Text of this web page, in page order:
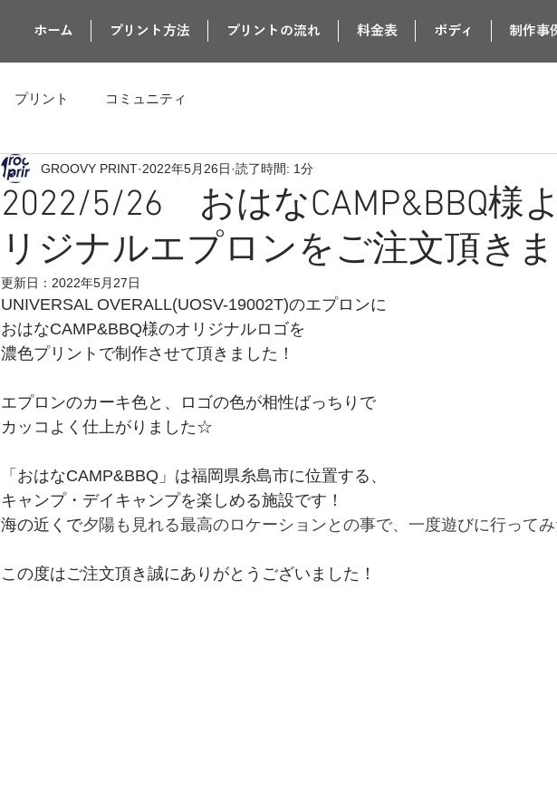
ホーム プリント方法 プリントの流れ 料金表 ボディ 制作事
プリント コミュニティ
2022/5/26 おはなCAMP&BBQ様
リジナルエプロンをご注文頂きま
GROOVY PRINT 2022年5月26日 読了時間: 1分
更新日： 2022年5月27日
UNIVERSAL OVERALL(UOSV-19002T)のエプロンに
おはなCAMP&BBQ様のオリジナルロゴを
濃色プリントで制作させて頂きました！
エプロンのカーキ色と、ロゴの色が相性ばっちりで
カッコよく仕上がりました☆
「おはなCAMP&BBQ」は福岡県糸島市に位置する、
キャンプ・デイキャンプを楽しめる施設です！
海の近くで夕陽も見れる最高のロケーションとの事で、一度遊びに行って
この度はご注文頂き誠にありがとうございました！